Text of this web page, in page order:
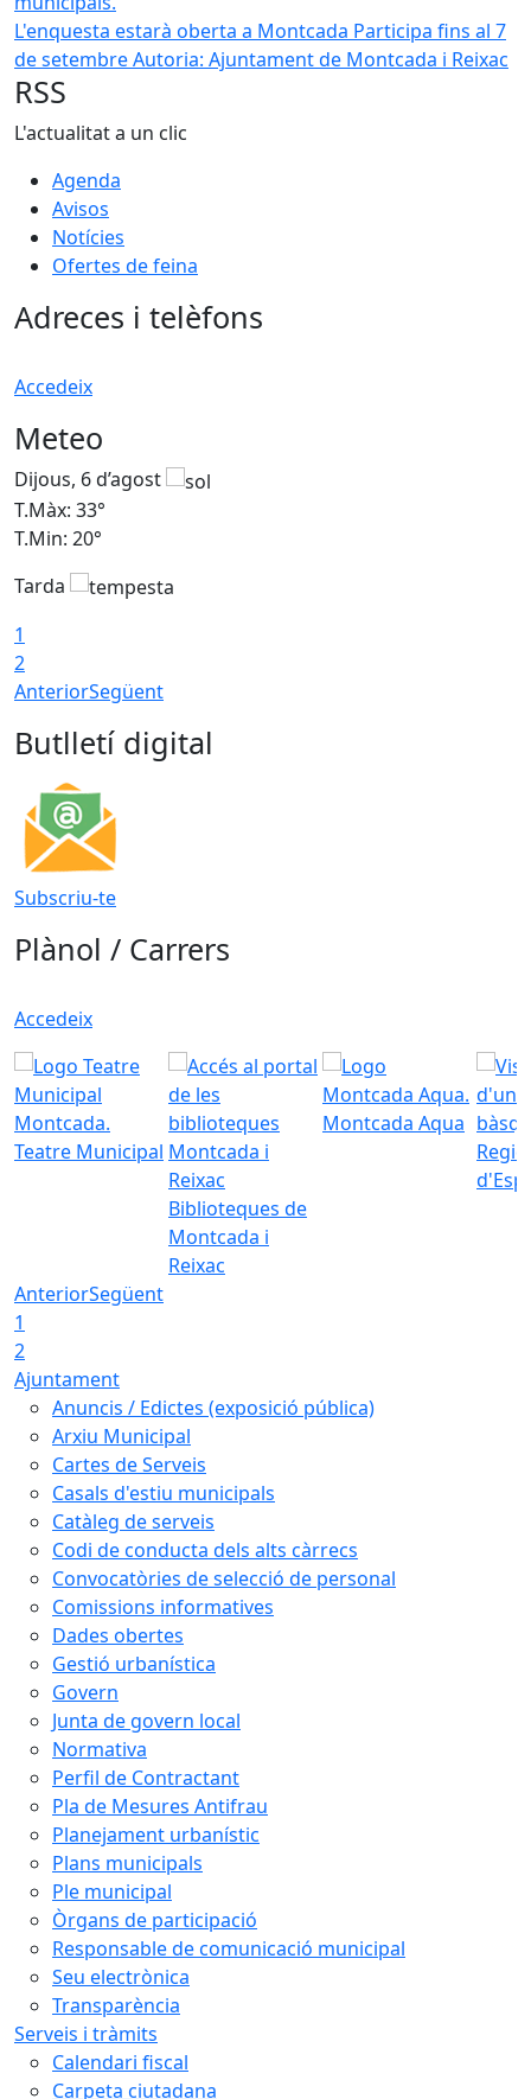
L'enquesta estarà oberta a Montcada Participa fins al 7
de setembreAutoria: Ajuntament de Montcada i Reixac
RSS
L'actualitat a un clic
Agenda
Avisos
Notícies
Ofertes de feina
Adreces i telèfons
Accedeix
Meteo
Dijous, 6 d’agost
T.Màx: 33°
T.Min: 20°
Tarda
1
2
AnteriorSegüent
Butlletí digital
Subscriu-te
Plànol / Carrers
Accedeix
Teatre Municipal
Biblioteques de
Montcada i
Reixac
Montcada Aqua
AnteriorSegüent
1
2
Ajuntament
Anuncis / Edictes (exposició pública)
Arxiu Municipal
Cartes de Serveis
Casals d'estiu municipals
Catàleg de serveis
Codi de conducta dels alts càrrecs
Convocatòries de selecció de personal
Comissions informatives
Dades obertes
Gestió urbanística
Govern
Junta de govern local
Normativa
Perfil de Contractant
Pla de Mesures Antifrau
Planejament urbanístic
Plans municipals
Ple municipal
Òrgans de participació
Responsable de comunicació municipal
Seu electrònica
Transparència
Serveis i tràmits
Calendari fiscal
Carpeta ciutadana